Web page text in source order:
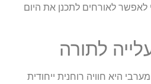
לאפשר לאורחים לתכנן את היום
לתורה
היא חוויה רוחנית ייחודית